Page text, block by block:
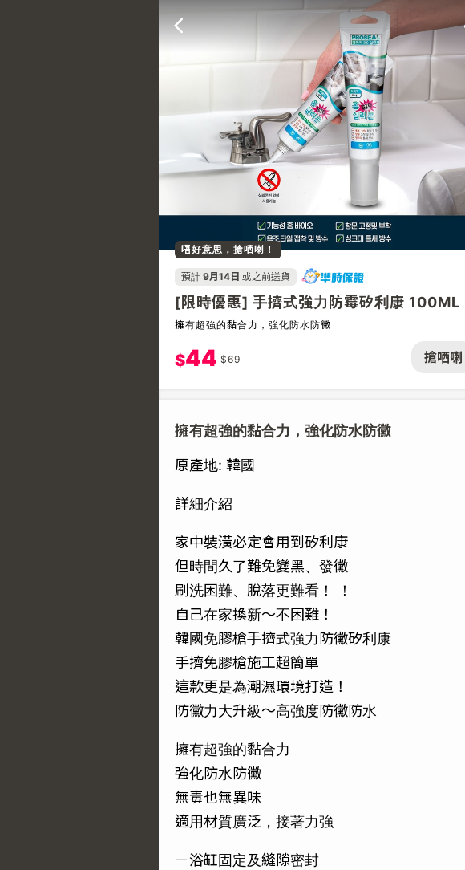
搶哂喇
唔好意思，搶哂喇！
預計 9月14日 或之前送貨
[限時優惠] 手擠式強力防霉矽利康 100ML
擁有超強的黏合力，強化防水防黴
$44 $69
擁有超強的黏合力，強化防水防黴
原產地: 韓國
詳細介紹
家中裝潢必定會用到矽利康
但時間久了難免變黑、發黴
刷洗困難、脫落更難看！ ！
自己在家換新～不困難！
韓國免膠槍手擠式強力防黴矽利康
手擠免膠槍施工超簡單
這款更是為潮濕環境打造！
防黴力大升級～高強度防黴防水
擁有超強的黏合力
強化防水防黴
無毒也無異味
適用材質廣泛，接著力強
－浴缸固定及縫隙密封